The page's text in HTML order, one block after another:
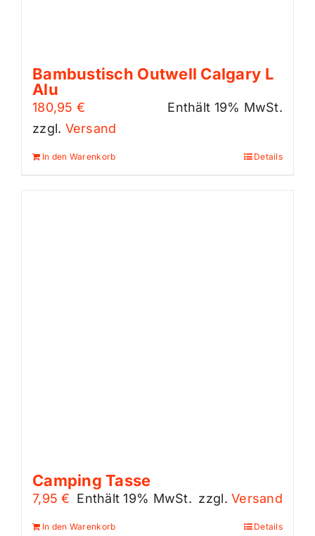
Bambustisch Outwell Calgary L
Alu
180,95 €
Enthält 19% MwSt.
zzgl. Versand
In den Warenkorb Details
Camping Tasse
7,95€ Enthält 19% MwSt. zzgl.Versand
In den Warenkorb Details